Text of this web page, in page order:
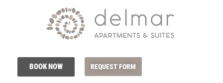
BOOK NOW REQUEST FORM